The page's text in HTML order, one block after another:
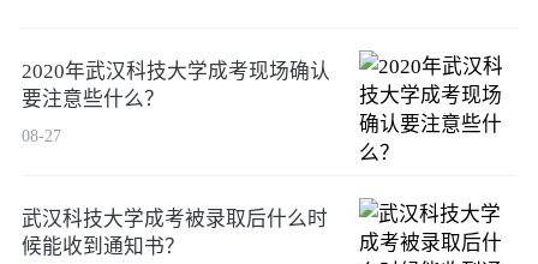
2020年武汉科技大学成考现场确认
要注意些什么？
08-27
武汉科技大学成考被录取后什么时
候能收到通知书？